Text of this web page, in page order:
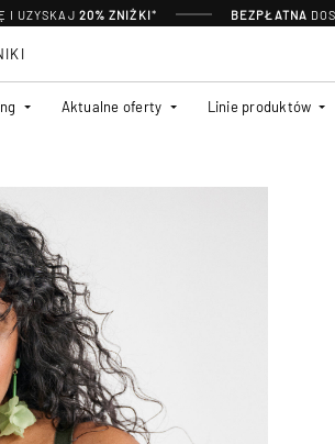
I UZYSKAJ 20% ZNIŻKI* BEZPŁATNA
Aktualne oferty Linie produktów